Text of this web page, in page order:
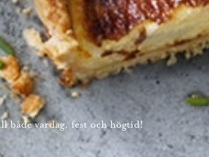
både vardag, fest och högtid!